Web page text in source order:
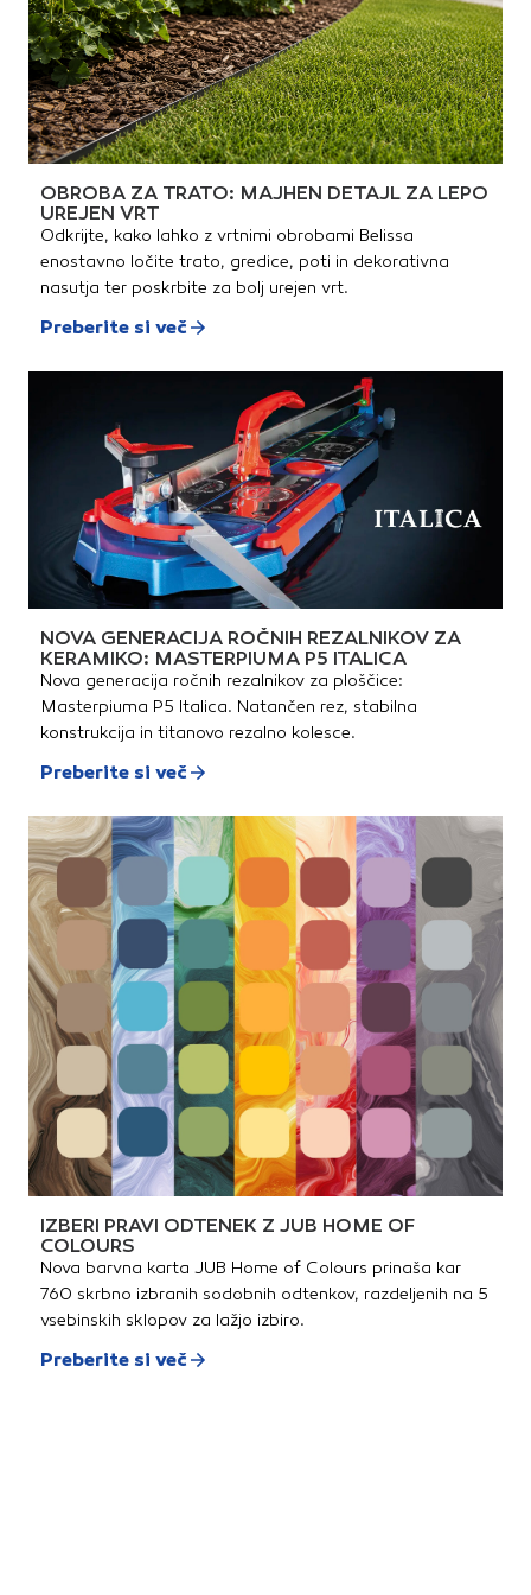
OBROBA ZA TRATO: MAJHEN DETAJL ZA LEPO
UREJEN VRT
Odkrijte, kako lahko z vrtnimi obrobami Belissa
enostavno ločite trato, gredice, poti in dekorativna
nasutja ter poskrbite za bolj urejen vrt.
Preberite si več
NOVA GENERACIJA ROČNIH REZALNIKOV ZA
KERAMIKO: MASTERPIUMA P5 ITALICA
Nova generacija ročnih rezalnikov za ploščice:
Masterpiuma P5 Italica. Natančen rez, stabilna
konstrukcija in titanovo rezalno kolesce.
Preberite si več
IZBERI PRAVI ODTENEK Z JUB HOME OF
COLOURS
Nova barvna karta JUB Home of Colours prinaša kar
760 skrbno izbranih sodobnih odtenkov, razdeljenih na 5
vsebinskih sklopov za lažjo izbiro.
Preberite si več